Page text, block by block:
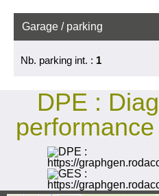
Garage / parking
Nb. parking int. : 1
DPE :